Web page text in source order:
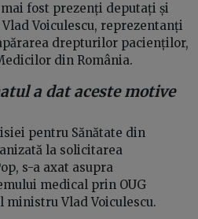
fost prezenți deputați și
Voiculescu, reprezentanți
drepturilor pacienților,
din România.
a dat aceste motive
pentru Sănătate din
la solicitarea
s-a axat asupra
medical prin OUG
ministru Vlad Voiculescu.